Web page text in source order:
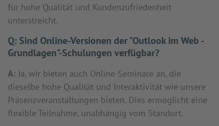
für hohe Qualität und Kundenzufriedenheit
unterstreicht.
Q: Sind Online-Versionen der "Outlook im Web -
Grundlagen"-Schulungen verfügbar?
A: Ja, wir bieten auch Online-Seminare an, die
dieselbe hohe Qualität und Interaktivität wie unsere
Präsenzveranstaltungen bieten. Dies ermöglicht eine
flexible Teilnahme, unabhängig vom Standort.